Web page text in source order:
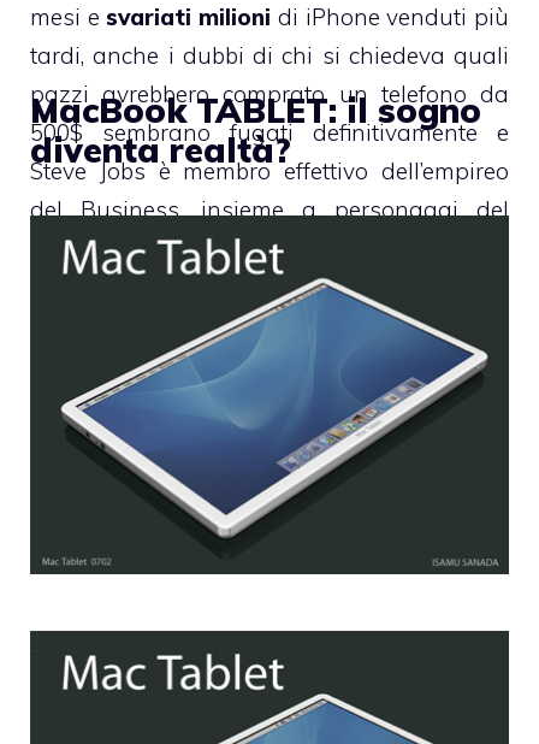
mesi esvariati milioni di iPhone venduti più
tardi, anche i dubbi di chi si chiedeva quali
pazzi avrebbero comprato un telefono da
500$ sembrano fugati definitivamente e
Steve Jobs è membro effettivo dell’empireo
del Business, insieme a personaggi del
calibro di Rupert Murdoch.
MacBook TABLET: il sogno
diventa realtà?